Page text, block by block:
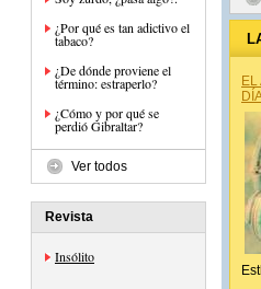
¿Por qué es tan adictivo el
tabaco?
¿De dónde proviene el
término: estraperlo?
¿Cómo y por qué se
perdió Gibraltar?
Ver todos
Revista
Insólito